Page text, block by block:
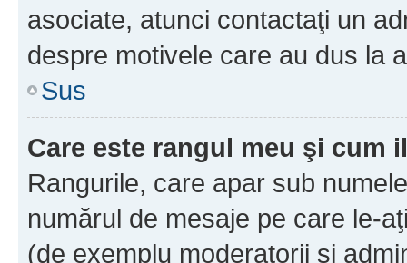
asociate, atunci contactaţi un
despre motivele care au dus la
Sus
Care este rangul meu şi cum
Rangurile, care apar sub
numărul de mesaje pe care le-
(de exemplu moderatorii şi